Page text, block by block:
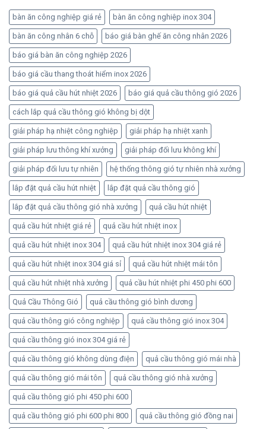
bàn ăn công nghiệp giá rẻ bàn ăn công nghiệp inox 304
bàn ăn công nhân 6 chỗ báo giá bàn ghế ăn công nhân 2026
báo giá bàn ăn công nghiệp 2026
báo giá cầu thang thoát hiểm inox 2026
báo giá quả cầu hút nhiệt 2026 báo giá quả cầu thông gió 2026
cách lắp quả cầu thông gió không bị dột
giải pháp hạ nhiệt công nghiệp giải pháp hạ nhiệt xanh
giải pháp lưu thông khí xưởng giải pháp đối lưu không khí
giải pháp đối lưu tự nhiên hệ thống thông gió tự nhiên nhà xưởng
lắp đặt quả cầu hút nhiệt lắp đặt quả cầu thông gió
lắp đặt quả cầu thông gió nhà xưởng quả cầu hút nhiệt
quả cầu hút nhiệt giá rẻ quả cầu hút nhiệt inox
quả cầu hút nhiệt inox 304 quả cầu hút nhiệt inox 304 giá rẻ
quả cầu hút nhiệt inox 304 giá sỉ quả cầu hút nhiệt mái tôn
quả cầu hút nhiệt nhà xưởng quả cầu hút nhiệt phi 450 phi 600
Quả Cầu Thông Gió quả cầu thông gió bình dương
quả cầu thông gió công nghiệp quả cầu thông gió inox 304
quả cầu thông gió inox 304 giá rẻ
quả cầu thông gió không dùng điện quả cầu thông gió mái nhà
quả cầu thông gió mái tôn quả cầu thông gió nhà xưởng
quả cầu thông gió phi 450 phi 600
quả cầu thông gió phi 600 phi 800 quả cầu thông gió đồng nai